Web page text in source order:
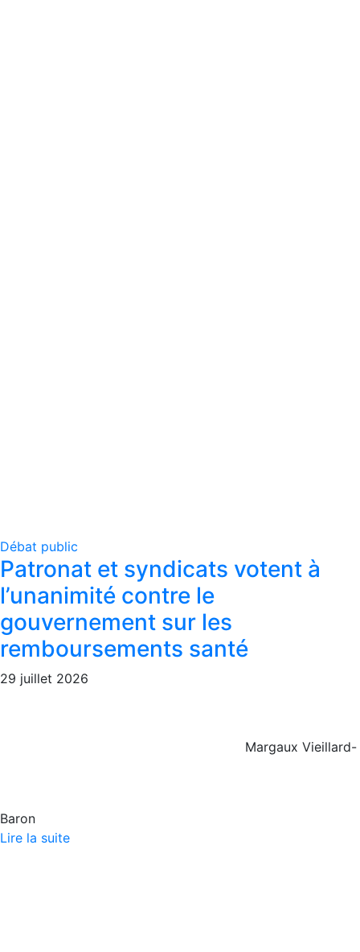
Débat public
Patronat et syndicats votent à
l’unanimité contre le
gouvernement sur les
remboursements santé
29 juillet 2026
Margaux Vieillard-
Baron
Lire la suite